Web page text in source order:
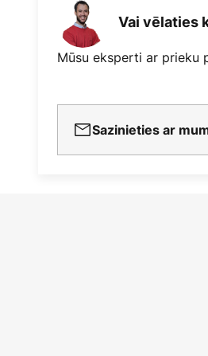
Vai vēlaties
Mūsu eksperti ar prieku
Sazinieties ar